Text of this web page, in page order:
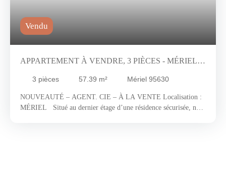
Vendu
APPARTEMENT À VENDRE, 3 PIÈCES - MÉRIEL
3 pièces 57.39 m² Mériel 95630
NOUVEAUTÉ – AGENT. CIE – À LA VENTE Localisation :
MÉRIEL Situé au dernier étage d’une résidence sécurisée, nous